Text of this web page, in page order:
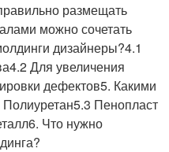
размещать
можно сочетать
дизайнеры?4.1
Для увеличения
дефектов5. Какими
Пенопласт
Что нужно